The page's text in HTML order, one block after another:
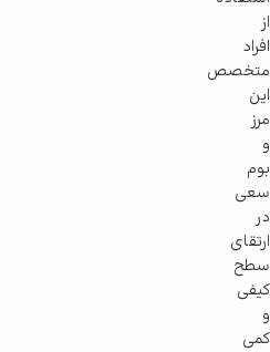
از
افراد
متخصص
این
مرز
و
بوم
سعی
در
ارتقای
سطح
کیفی
و
کمی